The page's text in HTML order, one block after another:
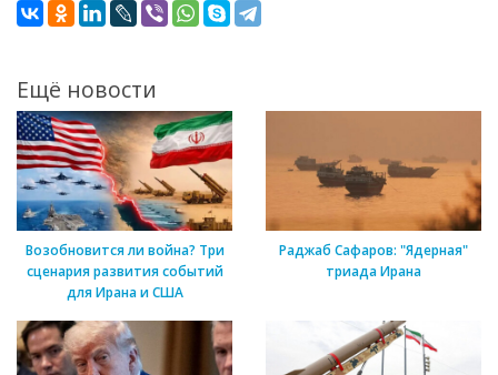
Ещё новости
Возобновится ли война? Три
сценария развития событий
для Ирана и США
Раджаб Сафаров: "Ядерная"
триада Ирана